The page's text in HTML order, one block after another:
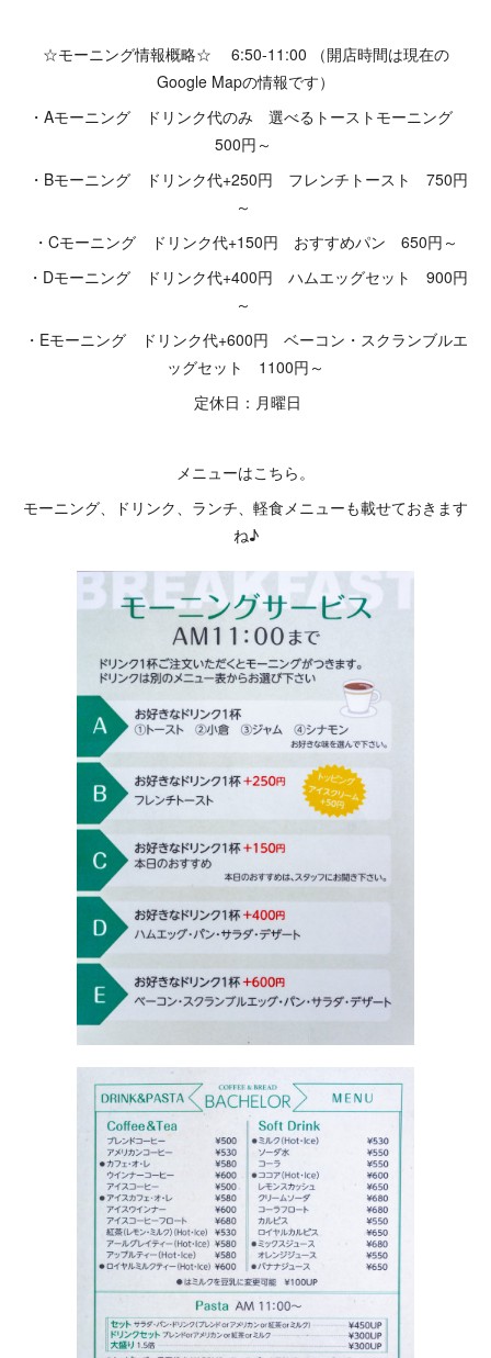
☆モーニング情報概略☆ 6:50-11:00 （開店時間は現在の
Google Mapの情報です）
・Aモーニング ドリンク代のみ 選べるトーストモーニング
500円～
・Bモーニング ドリンク代+250円 フレンチトースト 750円
～
・Cモーニング ドリンク代+150円 おすすめパン 650円～
・Dモーニング ドリンク代+400円 ハムエッグセット 900円
～
・Eモーニング ドリンク代+600円 ベーコン・スクランブルエ
ッグセット 1100円～
定休日：月曜日
メニューはこちら。
モーニング、ドリンク、ランチ、軽食メニューも載せておきます
ね♪